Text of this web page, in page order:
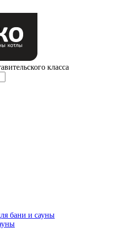
класса
бани и сауны